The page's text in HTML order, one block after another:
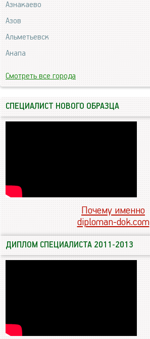
Азнакаево
Азов
Альметьевск
Анапа
Смотреть все города
СПЕЦИАЛИСТ НОВОГО ОБРАЗЦА
Почему именно
diploman-dok.com
ДИПЛОМ СПЕЦИАЛИСТА 2011-2013